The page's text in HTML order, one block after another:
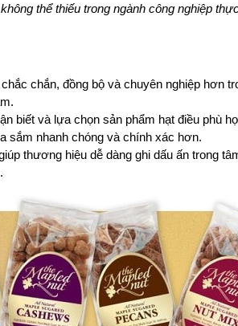
thể thiếu trong ngành công nghiệp
chắn, đồng bộ và chuyên nghiệp hơn
biết và lựa chọn sản phẩm hạt điều phù
sắm nhanh chóng và chính xác hơn.
thương hiệu dễ dàng ghi dấu ấn trong